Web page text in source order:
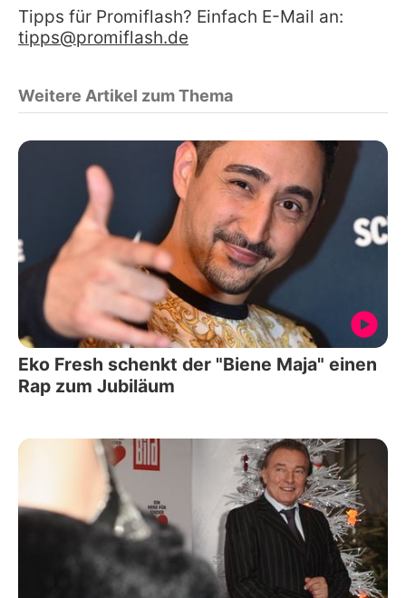
Tipps für Promiflash? Einfach E-Mail an:
tipps@promiflash.de
Weitere Artikel zum Thema
Eko Fresh schenkt der "Biene Maja" einen
Rap zum Jubiläum